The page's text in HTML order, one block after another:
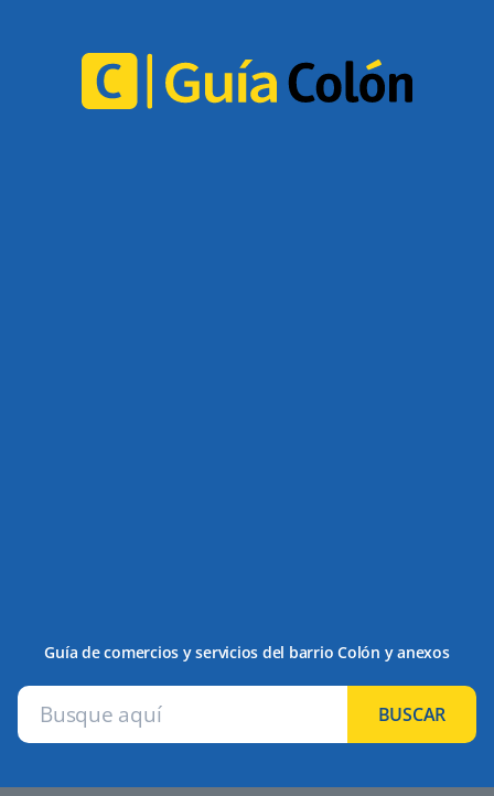
Guía de comercios y servicios del barrio Colón y anexos
BUSCAR